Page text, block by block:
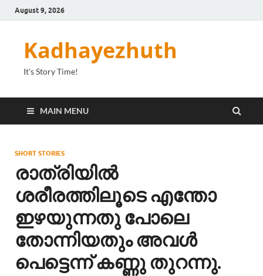
August 9, 2026
Kadhayezhuth
It's Story Time!
MAIN MENU
SHORT STORIES
രാത്രിയില്‍
ശരീരത്തിലൂടെ എന്തോ
ഇഴയുന്നതു പോലെ
തോന്നിയതും അവള്‍
പെട്ടെന്ന് കണ്ണു തുറന്നു.